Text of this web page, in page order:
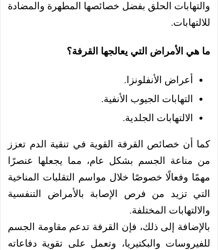
والتهابات الحلق بفضل خصائصها المطهرة والمضادة
للالتهابات.
ما هي الأمراض التي يعالجها القرفة؟
أعراض الأنفلونزا.
التهابات الجيوب الأنفية.
الالتهابات الجلدية.
كما أن خصائص القرفة القوية في تنقية الدم تعزز
من مناعة الجسم بشكل عام، مما يجعلها عنصرًا
مهمًا وفعالًا خصوصًا خلال مواسم التقلبات المناخية
التي تزيد من فرص الإصابة بالأمراض التنفسية
والالتهابات المختلفة.
بالإضافة إلى ذلك، فإن القرفة تدعم مقاومة الجسم
للفيروسات والبكتيريا، وتعمل على تقوية دفاعاته